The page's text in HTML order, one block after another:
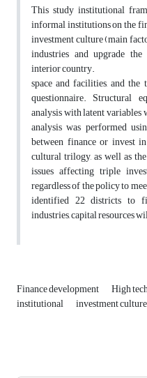
This study institutional
informal institutions on the
investment culture (main
industries and upgrade
interior country.
space and facilities, and
questionnaire. Structural
analysis with latent variables
analysis was performed
between finance or invest
cultural trilogy, as well as
issues affecting triple
regardless of the policy to
identified 22 districts to
industries, capital resources
Finance development High
institutional investment culture